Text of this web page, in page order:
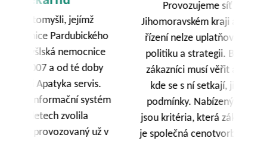
Provozujeme síť Chytrých lékáren v
Jihomoravském kraji a bez využití centrálního
řízení nelze uplatňovat společnou obchodní
politiku a strategii. Budujeme značku, které
zákazníci musí věřit a musí vědět, že všude,
kde se s ní setkají, jim nabídneme i stejné
podmínky. Nabízený sortiment a jeho cena
jsou kritéria, která zákazník porovnává. Proto
je společná cenotvorba realizovaná z jednoho